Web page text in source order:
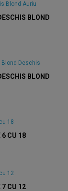
BLOND
BLOND
6 CU 18
7 CU 12